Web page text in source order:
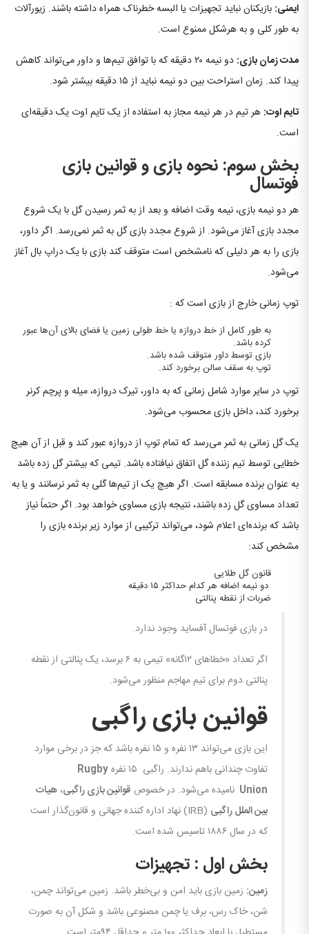
ایمنی: بازیکنان نباید تجهیزات یا البسه خطرناک همراه داشته باشند. زیورآلات
به طور کلی و به هرشکل ممنوع است.
مدت زمان بازی:
دو نیمه ۲۰ دقیقه که با توافق تیم‌ها و داور می‌تواند کاهش
پیدا کند. زمان استراحت بین دو نیمه نباید از ۱۵ دقیقه بیشتر شود.
تایم اوت: هر تیم در هر نیمه مجاز به استفاده از یک تایم اوت یک دقیقه‌ای
است.
بخش سوم: نحوه بازی و قوانین بازی
فوتسال
هر دو نیمه بازی، نیمه وقت اضافه و بعد از به ثمر رسیدن گل با یک شروع
مجدد بازی آغاز می‌شود. از شروع مجدد بازی گل به ثمر نمی‌رسد. اگر داور،
بازی را به هر دلیلی که نامشخص است متوقف کند بازی با یک دراپ بال آغاز
می‌شود.
توپ زمانی خارج از بازی است که :
به طور کامل از خط دروازه یا خط طولی زمین یا فضای بالای آن‌ها عبور
کرده باشد.
بازی توسط داور متوقف شده باشد.
توپ به سقف سالن برخورد کند.
توپ در سایر موارد شامل زمانی که به داور، تیرک دروازه، میله‌ و پرچم کرنر
برخورد کند، داخل بازی محسوب می‌شود.
یک گل زمانی به ثمر می‌رسد که تمام توپ از دروازه عبور کند و قبل از آن هیچ
خطایی توسط تیم زننده گل اتفاق نیافتاده باشد. تیمی که بیشتر گل زده باشد
به عنوان برنده مسابقه است. اگر هیچ یک از تیم‌ها گلی به ثمر نرسانند و یا به
تعداد مساوی گل زده باشند، نتیجه بازی مساوی خواهد بود. اگر حتماً نیاز
باشد که برنده‌ای اعلام شود، می‌تواند ترکیبی از موارد زیر برنده بازی را
مشخص کند:
قانون گل طلایی
دو نیمه اضافه هر کدام حداکثر ۱۵ دقیقه
ضربات از نقطه پنالتی
در بازی فوتسال آفساید وجود ندارد.
اگر تعداد «خطاهای ۱۲گانه» تیمی به ۶ برسد، یک پنالتی از نقطه
پنالتی دوم برای تیم مهاجم منظور می‌شود.
قوانین بازی راگبی
این بازی می‌تواند ۱۳ نفره و ۱۵ نفره باشد که جز در برخی موارد
تفاوت چندانی باهم ندارند. راگبی ۱۵ نفره
Rugby
Union نامیده می‌شود. در خصوص قوانین بازی راگبی، هیات
بین الملل راگبی
(IRB) نهاد اداره کننده جهانی و قانون‌گذار است
که در سال ۱۸۸۶ تاسیس شده است.
بخش اول : تجهیزات
زمین: زمین بازی باید امن و بی‌خطر باشد. زمین می‌تواند چمن،
شن، خاک رس، برف یا چمن مصنوعی باشد و شکل آن به صورت